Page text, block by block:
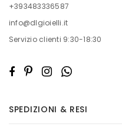
+393483336587
info@dlgioielli.it
Servizio clienti 9:30-18:30
SPEDIZIONI & RESI